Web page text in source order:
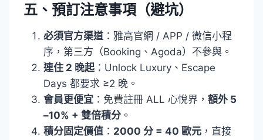
五、預訂注意事項（避坑）
必須官方渠道 ：雅高官網 / APP / 微信小程
序，第三方（Booking、Agoda）不參與。
連住 2 晚起 ：Unlock Luxury、Escape
Days 都要求 ≥2 晚。
會員更便宜 ：免費註冊 ALL 心悅界， 額外 5
–10% + 雙倍積分 。
積分固定價值 ： 2000 分 = 40 歐元 ，直接